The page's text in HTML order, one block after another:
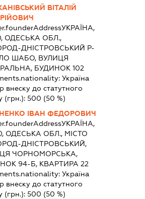
ВІТАЛІЙ
УКРАЇНА,
ОДЕСЬКА ОБЛ.,
ДНІСТРОВСЬКИЙ Р-
ШАБО, ВУЛИЦЯ
БУДИНОК 102
Україна
внеску до статутного
(грн.):500 (50 %)
ІВАН ФЕДОРОВИЧ
УКРАЇНА,
ОДЕСЬКА ОБЛ., МІСТО
ДНІСТРОВСЬКИЙ,
ЧОРНОМОРСЬКА,
94-Б, КВАРТИРА 22
Україна
внеску до статутного
(грн.):500 (50 %)